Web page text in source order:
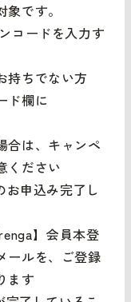
です。
コードを入力す
ちでない方
ド欄に
は、キャンペ
ください
申込み完了し
】会員本登
ールを、ご登録
ます